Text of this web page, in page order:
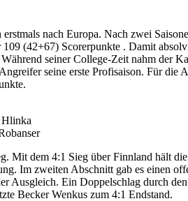
nach Europa. Nach zwei
(42+67) Scorerpunkte . Damit
seiner College-Zeit nahm der
seine erste Profisaison. Für
Hlinka
Mit dem 4:1 Sieg über Finnland hält
Im zweiten Abschnitt gab es einen
Ausgleich. Ein Doppelschlag durch
Becker Wenkus zum 4:1 Endstand.